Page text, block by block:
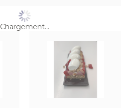
Chargement...